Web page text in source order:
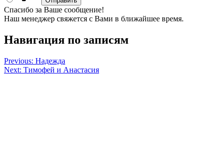
Спасибо за Ваше сообщение!
Наш менеджер свяжется с Вами в ближайшее время.
Навигация по записям
Previous: Надежда
Next: Тимофей и Анастасия